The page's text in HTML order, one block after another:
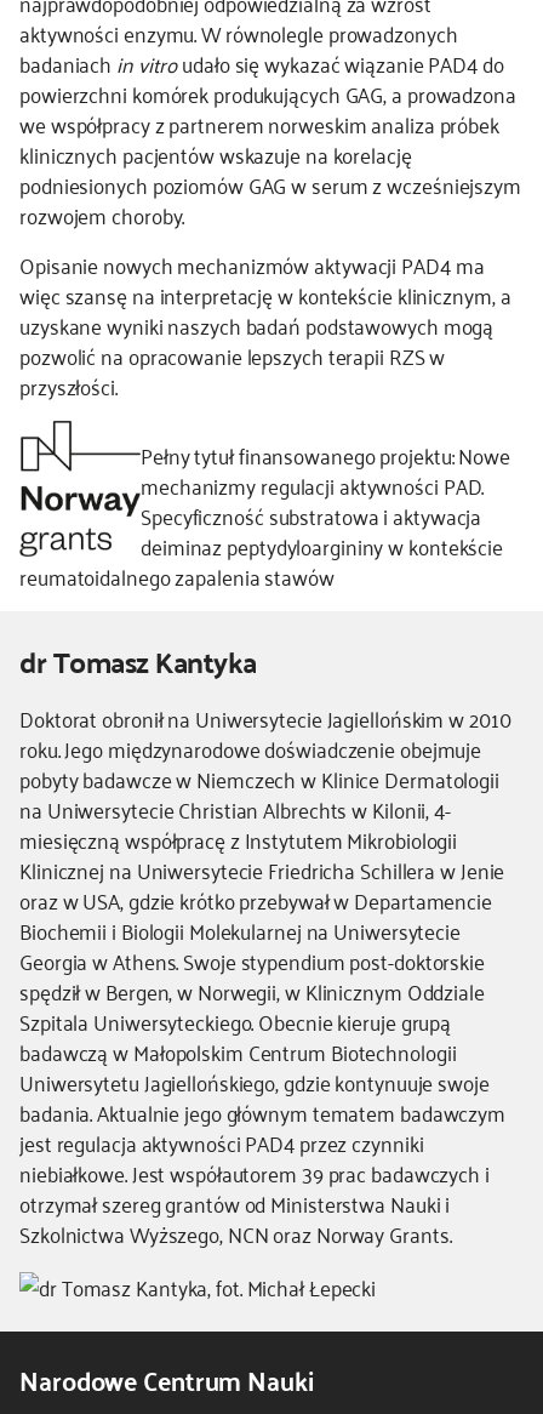
aktywności enzymu. W równolegle prowadzonych
badaniachin vitroudało się wykazać wiązanie PAD4 do
powierzchni komórek produkujących GAG, a prowadzona
we współpracy z partnerem norweskim analiza próbek
klinicznych pacjentów wskazuje na korelację
podniesionych poziomów GAG w serum z wcześniejszym
rozwojem choroby.
Opisanie nowych mechanizmów aktywacji PAD4 ma
więc szansę na interpretację w kontekście klinicznym, a
uzyskane wyniki naszych badań podstawowych mogą
pozwolić na opracowanie lepszych terapii RZS w
przyszłości.
Pełny tytuł finansowanego projektu: Nowe
mechanizmy regulacji aktywności PAD.
Specyficzność substratowa i aktywacja
deiminaz peptydyloargininy w kontekście
reumatoidalnego zapalenia stawów
dr Tomasz Kantyka
Kierownik
-
dodatkowe
informacje
Doktorat obronił na Uniwersytecie Jagiellońskim w 2010
roku. Jego międzynarodowe doświadczenie obejmuje
pobyty badawcze w Niemczech w Klinice Dermatologii
na Uniwersytecie Christian Albrechts w Kilonii, 4-
miesięczną współpracę z Instytutem Mikrobiologii
Klinicznej na Uniwersytecie Friedricha Schillera w Jenie
oraz w USA, gdzie krótko przebywał w Departamencie
Biochemii i Biologii Molekularnej na Uniwersytecie
Georgia w Athens. Swoje stypendium post-doktorskie
spędził w Bergen, w Norwegii, w Klinicznym Oddziale
Szpitala Uniwersyteckiego. Obecnie kieruje grupą
badawczą w Małopolskim Centrum Biotechnologii
Uniwersytetu Jagiellońskiego, gdzie kontynuuje swoje
badania. Aktualnie jego głównym tematem badawczym
jest regulacja aktywności PAD4 przez czynniki
niebiałkowe. Jest współautorem 39 prac badawczych i
otrzymał szereg grantów od Ministerstwa Nauki i
Szkolnictwa Wyższego, NCN oraz Norway Grants.
Narodowe Centrum Nauki